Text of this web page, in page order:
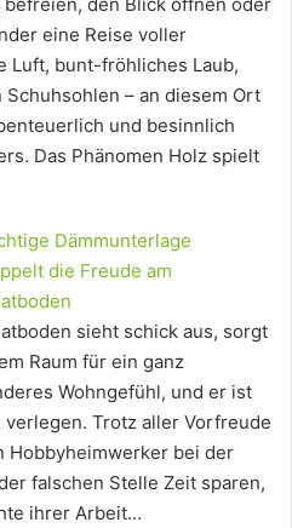
eine Reise voller
Luft, bunt-fröhliches Laub,
– an diesem Ort
und besinnlich
Das Phänomen Holz spielt
Dämmunterlage
die Freude am
sieht schick aus, sorgt
Raum für ein ganz
Wohngefühl, und er ist
Trotz aller Vorfreude
Hobbyheimwerker bei der
falschen Stelle Zeit sparen,
ihrer Arbeit…